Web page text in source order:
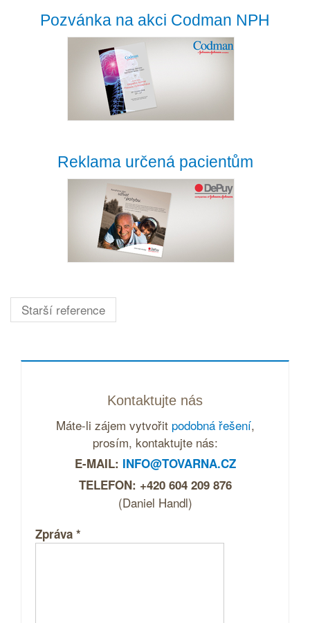
Pozvánka na akci Codman NPH
Reklama určená pacientům
Starší reference
Kontaktujte nás
Máte-li zájem vytvořit podobná řešení,
prosím, kontaktujte nás:
E-MAIL: INFO@TOVARNA.CZ
TELEFON: +420 604 209 876
(Daniel Handl)
Zpráva *